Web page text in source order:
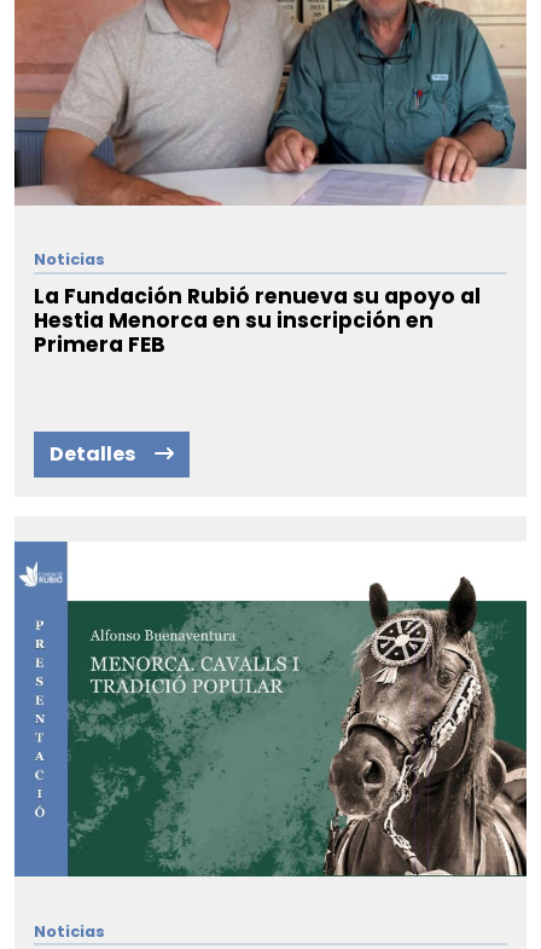
Detalles
Noticias
La Fundación Rubió renueva su apoyo al
Hestia Menorca en su inscripción en
Primera FEB
Noticias